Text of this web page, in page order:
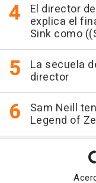
El director
explica el
Sink como
La secuela
director
Sam Neill
Legend of